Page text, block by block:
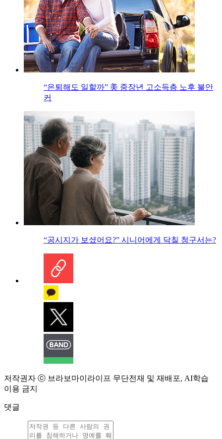
“은퇴해도 일할까” 美 중장년 고소득층 노후 불안
커
“공시지가 보셨어요?” 시니어에게 닥칠 청구서는?
저작권자 ⓒ 브라보마이라이프 무단전재 및 재배포, AI학습
이용 금지
댓글